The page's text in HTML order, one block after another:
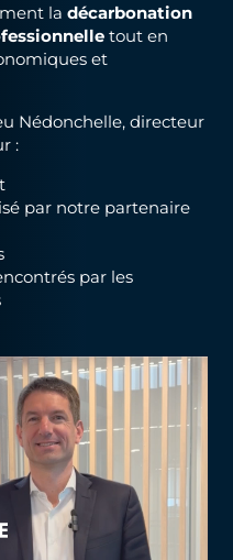
ladécarbonation
tout en
et
Nédonchelle, directeur
:
par notre partenaire
par les